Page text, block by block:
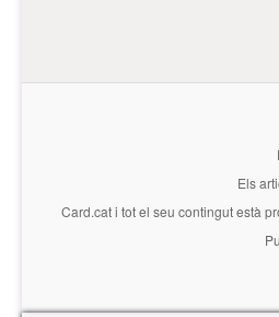
Els
Card.cati tot el seu contingut està